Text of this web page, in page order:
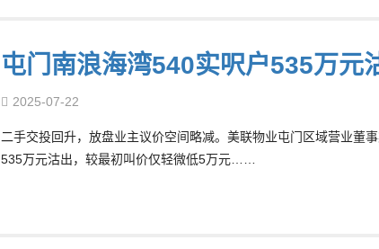
屯门南浪海湾540实呎户535万元
2025-07-22
二手交投回升，放盘业主议价空间略减。美联物业屯门区域营业董
535万元沽出，较最初叫价仅轻微低5万元……